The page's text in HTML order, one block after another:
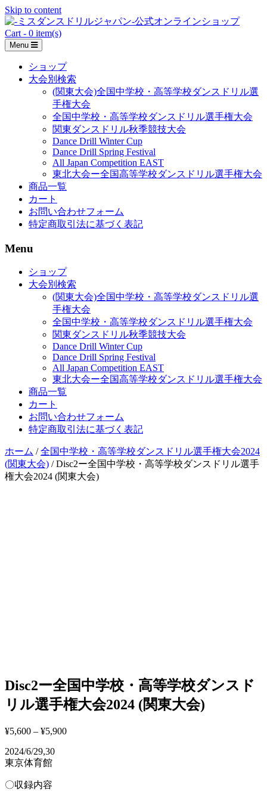
Skip to content
Cart - 0 item(s)
Menu
ショップ
大会別検索
(関東大会)全国中学校・高等学校ダンスドリル選
手権大会
全国中学校・高等学校ダンスドリル選手権大会
関東ダンスドリル秋季競技大会
Dance Drill Winter Cup
Dance Drill Spring Festival
All Japan Competition EAST
東北大会ー全国高等学校ダンスドリル選手権大会
商品一覧
カート
お問い合わせフォーム
特定商取引法に基づく表記
Menu
ショップ
大会別検索
(関東大会)全国中学校・高等学校ダンスドリル選
手権大会
全国中学校・高等学校ダンスドリル選手権大会
関東ダンスドリル秋季競技大会
Dance Drill Winter Cup
Dance Drill Spring Festival
All Japan Competition EAST
東北大会ー全国高等学校ダンスドリル選手権大会
商品一覧
カート
お問い合わせフォーム
特定商取引法に基づく表記
ホーム /全国中学校・高等学校ダンスドリル選手権大会2024
(関東大会) / Disc2ー全国中学校・高等学校ダンスドリル選手
権大会2024 (関東大会)
Disc2ー全国中学校・高等学校ダンスド
リル選手権大会2024 (関東大会)
¥5,600 – ¥5,900
2024/6/29,30
東京体育館
〇収録内容